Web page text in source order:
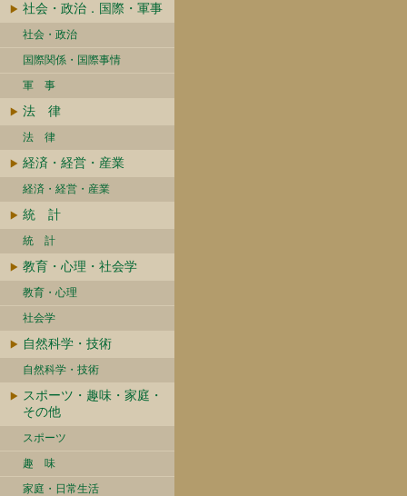
社会・政治．国際・軍事
社会・政治
国際関係・国際事情
軍 事
法 律
法 律
経済・経営・産業
経済・経営・産業
統 計
統 計
教育・心理・社会学
教育・心理
社会学
自然科学・技術
自然科学・技術
スポーツ・趣味・家庭・
その他
スポーツ
趣 味
家庭・日常生活